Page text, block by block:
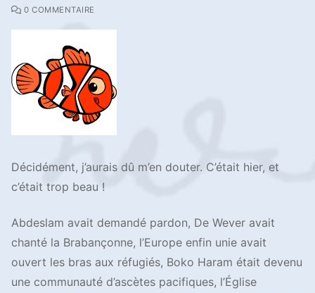
0 COMMENTAIRE
Décidément, j’aurais dû m’en douter. C’était hier, et
c’était trop beau !
Abdeslam avait demandé pardon, De Wever avait
chanté la Brabançonne, l’Europe enfin unie avait
ouvert les bras aux réfugiés, Boko Haram était devenu
une communauté d’ascètes pacifiques, l’Église